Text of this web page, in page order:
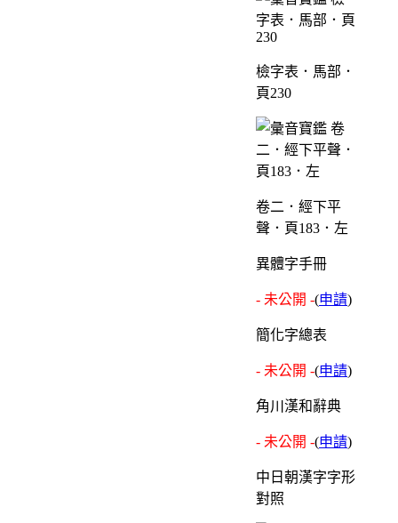
檢字表．馬部．
頁230
卷二．經下平
聲．頁183．左
異體字手冊
- 未公開 -(申請)
簡化字總表
- 未公開 -(申請)
角川漢和辭典
- 未公開 -(申請)
中日朝漢字字形
對照